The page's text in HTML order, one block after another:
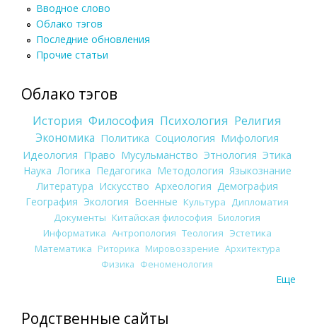
Вводное слово
Облако тэгов
Последние обновления
Прочие статьи
Облако тэгов
История Философия Психология Религия
Экономика Политика Социология Мифология
Идеология Право Мусульманство Этнология Этика
Наука Логика Педагогика Методология Языкознание
Литература Искусство Археология Демография
География Экология Военные Культура
Дипломатия
Документы Китайская философия Биология
Информатика Антропология Теология Эстетика
Математика Риторика Мировоззрение Архитектура
Физика Феноменология
Еще
Родственные сайты